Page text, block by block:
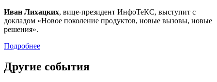
Иван Лихацких, вице-президент ИнфоТеКС, выступит с
докладом «Новое поколение продуктов, новые вызовы, новые
решения».
Подробнее
Другие события